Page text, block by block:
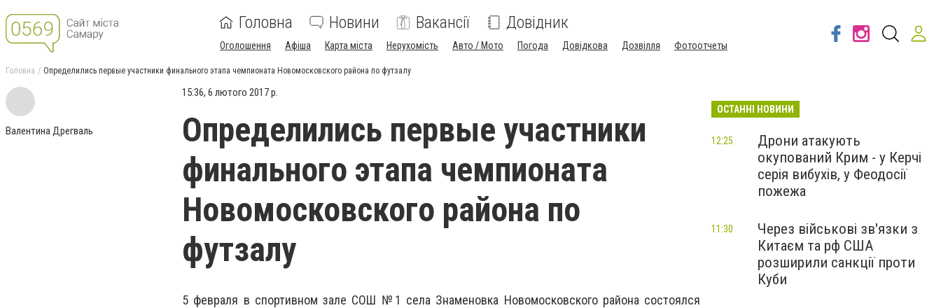
Головна Новини Вакансії Довідник
Оголошення Афіша Карта міста Нерухомість Авто / Мото Погода Довідкова Дозвілля Фотоотчеты
Головна Определились первые участники финального этапа чемпионата Новомосковского района по футзалу
Валентина Дрегваль
15:36, 6 лютого 2017 р.
Определились первые участники
финального этапа чемпионата
Новомосковского района по
футзалу
5 февраля в спортивном зале СОШ №1 села Знаменовка Новомосковского района состоялся
ОСТАННІ НОВИНИ
Дрони атакують
окупований Крим - у Керчі
серія вибухів, у Феодосії
пожежа
12:25
Через військові зв'язки з
Китаєм та рф США
розширили санкції проти
Куби
11:30